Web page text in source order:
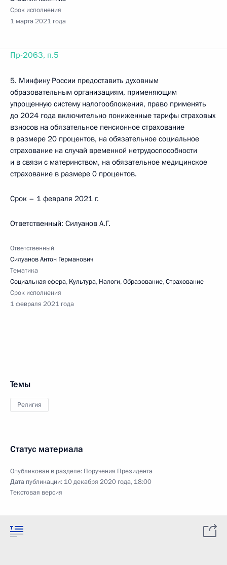
Срок исполнения
1 марта 2021 года
Пр-2063, п.5
5. Минфину России предоставить духовным
образовательным организациям, применяющим
упрощенную систему налогообложения, право применять
до 2024 года включительно пониженные тарифы страховых
взносов на обязательное пенсионное страхование
в размере 20 процентов, на обязательное социальное
страхование на случай временной нетрудоспособности
и в связи с материнством, на обязательное медицинское
страхование в размере 0 процентов.
Срок – 1 февраля 2021 г.
Ответственный: Силуанов А.Г.
Ответственный
Силуанов Антон Германович
Тематика
Социальная сфера, Культура, Налоги,Образование,Страхование
Срок исполнения
1 февраля 2021 года
Темы
Религия
Статус материала
Опубликован в разделе: Поручения Президента
Дата публикации: 10 декабря 2020 года, 18:00
Текстовая версия